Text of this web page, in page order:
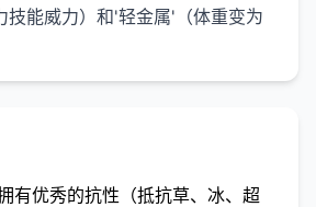
技能威力）和'轻金属'（体重变为
有优秀的抗性（抵抗草、冰、超